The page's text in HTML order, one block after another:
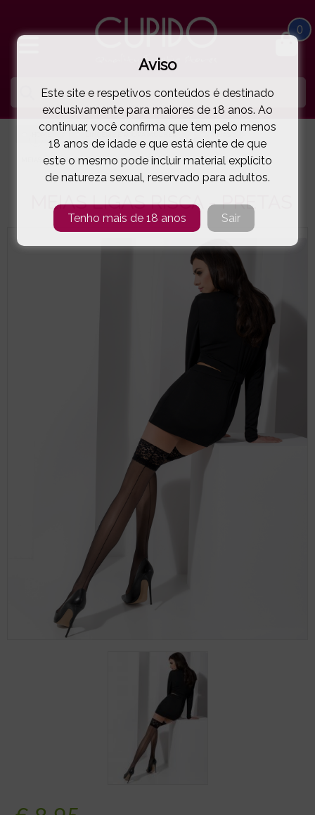
0
LINGERIE E ROUPA MULHER MEIAS
MEIAS LIGAS RISCA - PRETAS( 87-ST022PR )
MEIAS LIGAS RISCA - PRETAS
Aviso
Este site e respetivos conteúdos é destinado
exclusivamente para maiores de 18 anos. Ao
continuar, você confirma que tem pelo menos
18 anos de idade e que está ciente de que
este o mesmo pode incluir material explícito
de natureza sexual, reservado para adultos.
Tenho mais de 18 anos Sair